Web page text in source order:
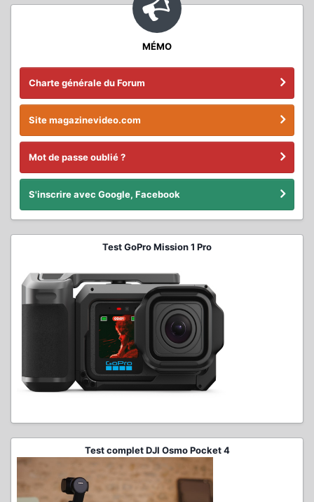
MÉMO
Charte générale du Forum
Site magazinevideo.com
Mot de passe oublié ?
S'inscrire avec Google, Facebook
Test GoPro Mission 1 Pro
Test complet DJI Osmo Pocket 4